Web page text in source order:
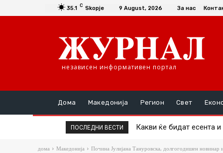
35.1 C Skopje 9 August, 2026 За нас
независен информативен портал
Дома Македонија Регион Свет
ПОСЛЕДНИ ВЕСТИ Какви ќе бидат есента и
Oбјавена видео
дома Македонија Почина Јулијана Тануровска, долгогодишен